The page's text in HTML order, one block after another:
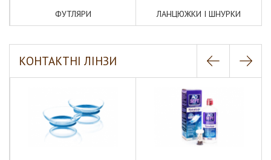
ФУТЛЯРИ ЛАНЦЮЖКИ І ШНУРКИ
КОНТАКТНІ ЛІНЗИ